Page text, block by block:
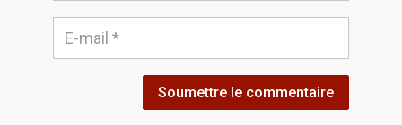
Soumettre le commentaire